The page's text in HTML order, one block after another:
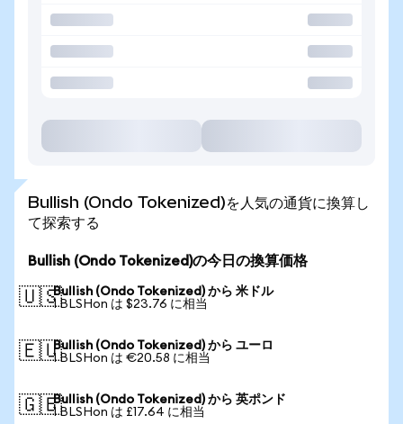
Bullish (Ondo Tokenized)を人気の通貨に換算し
て探索する
Bullish (Ondo Tokenized)の今日の換算価格
🇺🇸Bullish (Ondo Tokenized) から 米ドル
1 BLSHon は $23.76 に相当
🇪🇺Bullish (Ondo Tokenized) から ユーロ
1 BLSHon は €20.58 に相当
🇬🇧Bullish (Ondo Tokenized) から 英ポンド
1 BLSHon は £17.64 に相当